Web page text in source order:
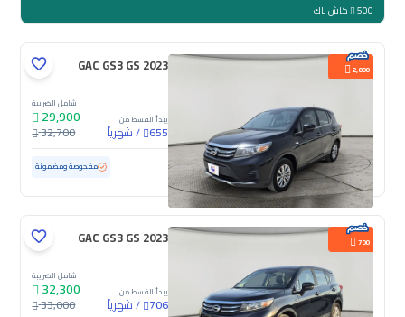
500 كاش باك
2,800
GAC GS3 GS 2023
يبدأ القسط من
655
/شهرياً
شامل الضريبة
29,900
32,700
مستعملة 110,866 كم مفحوصة ومضمونة
700
GAC GS3 GS 2023
يبدأ القسط من
706
/شهرياً
شامل الضريبة
32,300
33,000